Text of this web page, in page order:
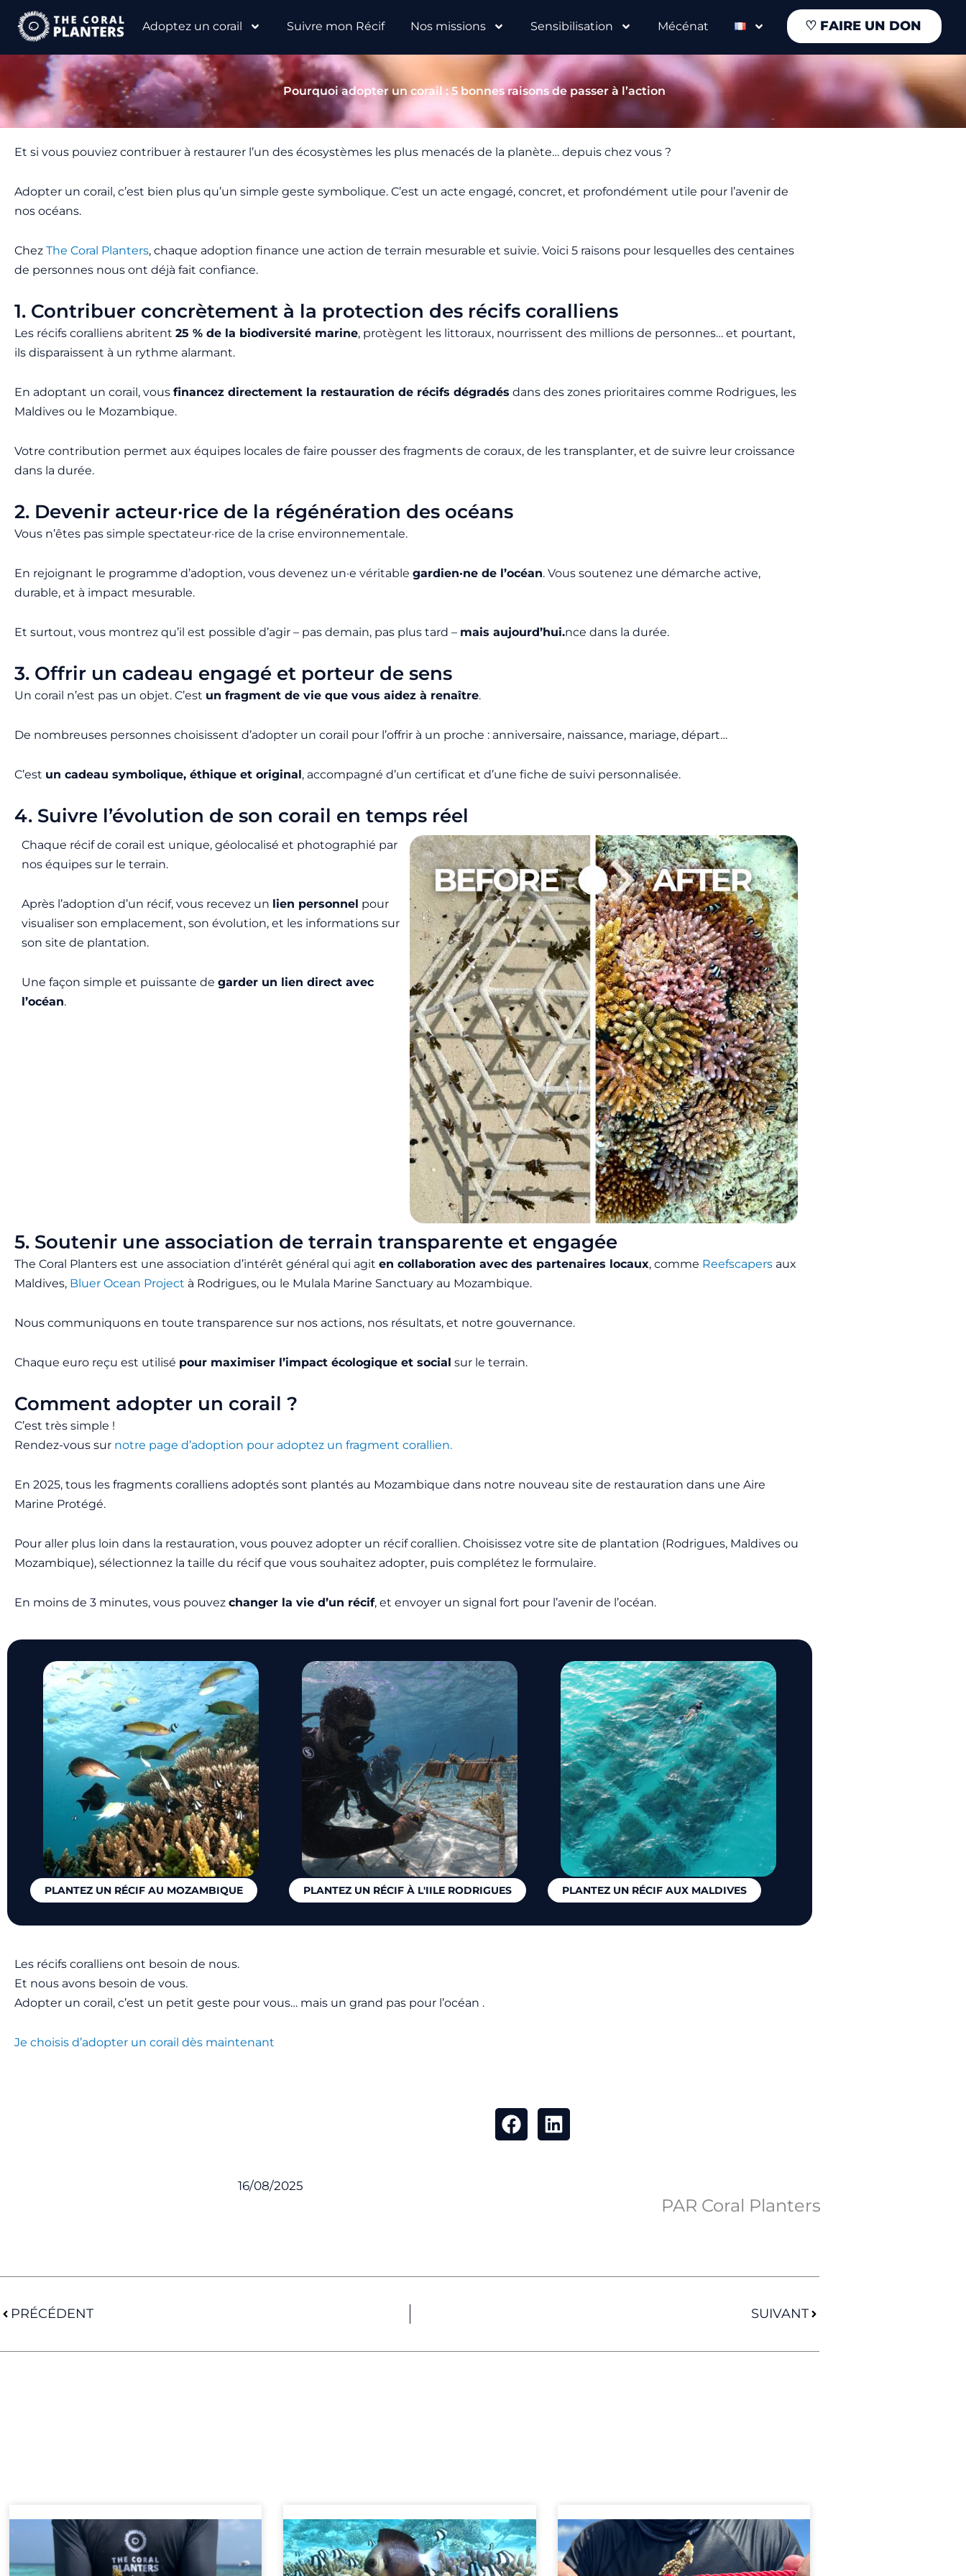
Adoptez un corail Suivre mon Récif Nos missions Sensibilisation Mécénat ♡ FAIRE UN DON
Pourquoi adopter un corail : 5 bonnes raisons de passer à l’action
Et si vous pouviez contribuer à restaurer l’un des écosystèmes les plus menacés de la planète… depuis chez vous ?
Adopter un corail, c’est bien plus qu’un simple geste symbolique. C’est un acte engagé, concret, et profondément utile pour l’avenir de
nos océans.
Chez The Coral Planters, chaque adoption finance une action de terrain mesurable et suivie. Voici 5 raisons pour lesquelles des centaines
de personnes nous ont déjà fait confiance.
1. Contribuer concrètement à la protection des récifs coralliens
Les récifs coralliens abritent 25 % de la biodiversité marine, protègent les littoraux, nourrissent des millions de personnes… et pourtant,
ils disparaissent à un rythme alarmant.
En adoptant un corail, vous financez directement la restauration de récifs dégradés dans des zones prioritaires comme Rodrigues, les
Maldives ou le Mozambique.
Votre contribution permet aux équipes locales de faire pousser des fragments de coraux, de les transplanter, et de suivre leur croissance
dans la durée.
2. Devenir acteur·rice de la régénération des océans
Vous n’êtes pas simple spectateur·rice de la crise environnementale.
En rejoignant le programme d’adoption, vous devenez un·e véritable gardien·ne de l’océan. Vous soutenez une démarche active,
durable, et à impact mesurable.
Et surtout, vous montrez qu’il est possible d’agir – pas demain, pas plus tard – mais aujourd’hui.nce dans la durée.
3. Offrir un cadeau engagé et porteur de sens
Un corail n’est pas un objet. C’est un fragment de vie que vous aidez à renaître.
De nombreuses personnes choisissent d’adopter un corail pour l’offrir à un proche : anniversaire, naissance, mariage, départ…
C’est un cadeau symbolique, éthique et original, accompagné d’un certificat et d’une fiche de suivi personnalisée.
4. Suivre l’évolution de son corail en temps réel
Chaque récif de corail est unique, géolocalisé et photographié par
nos équipes sur le terrain.
Après l’adoption d’un récif, vous recevez un lien personnel pour
visualiser son emplacement, son évolution, et les informations sur
son site de plantation.
Une façon simple et puissante de garder un lien direct avec
l’océan.
5. Soutenir une association de terrain transparente et engagée
The Coral Planters est une association d’intérêt général qui agit en collaboration avec des partenaires locaux, comme Reefscapers aux
Maldives, Bluer Ocean Project à Rodrigues, ou le Mulala Marine Sanctuary au Mozambique.
Nous communiquons en toute transparence sur nos actions, nos résultats, et notre gouvernance.
Chaque euro reçu est utilisé pour maximiser l’impact écologique et social sur le terrain.
Comment adopter un corail ?
C’est très simple !
Rendez-vous sur notre page d’adoption pour adoptez un fragment corallien.
En 2025, tous les fragments coralliens adoptés sont plantés au Mozambique dans notre nouveau site de restauration dans une Aire
Marine Protégé.
Pour aller plus loin dans la restauration, vous pouvez adopter un récif corallien. Choisissez votre site de plantation (Rodrigues, Maldives ou
Mozambique), sélectionnez la taille du récif que vous souhaitez adopter, puis complétez le formulaire.
En moins de 3 minutes, vous pouvez changer la vie d’un récif, et envoyer un signal fort pour l’avenir de l’océan.
PLANTEZ UN RÉCIF AU MOZAMBIQUE PLANTEZ UN RÉCIF À L'IILE RODRIGUES PLANTEZ UN RÉCIF AUX MALDIVES
Les récifs coralliens ont besoin de nous.
Et nous avons besoin de vous.
Adopter un corail, c’est un petit geste pour vous… mais un grand pas pour l’océan .
Je choisis d’adopter un corail dès maintenant
16/08/2025
PAR Coral Planters
PRÉCÉDENT SUIVANT